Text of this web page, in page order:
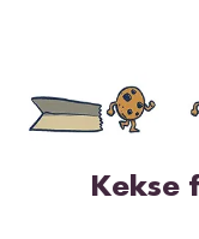
Kekse